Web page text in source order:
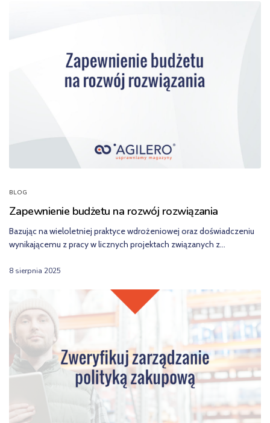
BLOG
Zapewnienie budżetu na rozwój rozwiązania
Bazując na wieloletniej praktyce wdrożeniowej oraz doświadczeniu
wynikającemu z pracy w licznych projektach związanych z…
8 sierpnia 2025